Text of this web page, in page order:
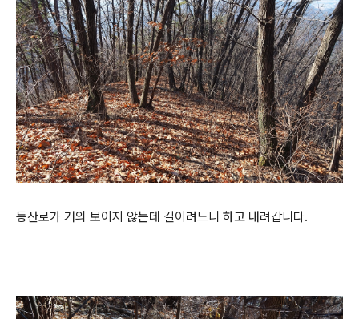
등산로가 거의 보이지 않는데 길이려느니 하고 내려갑니다.